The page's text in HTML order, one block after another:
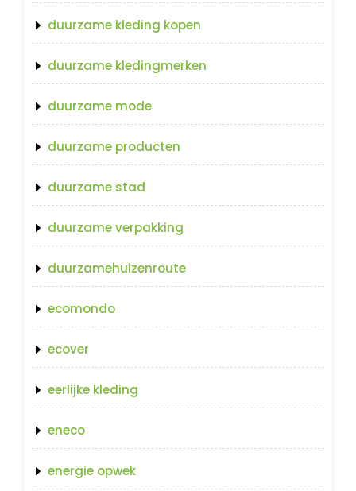
duurzame kleding kopen
duurzame kledingmerken
duurzame mode
duurzame producten
duurzame stad
duurzame verpakking
duurzamehuizenroute
ecomondo
ecover
eerlijke kleding
eneco
energie opwek